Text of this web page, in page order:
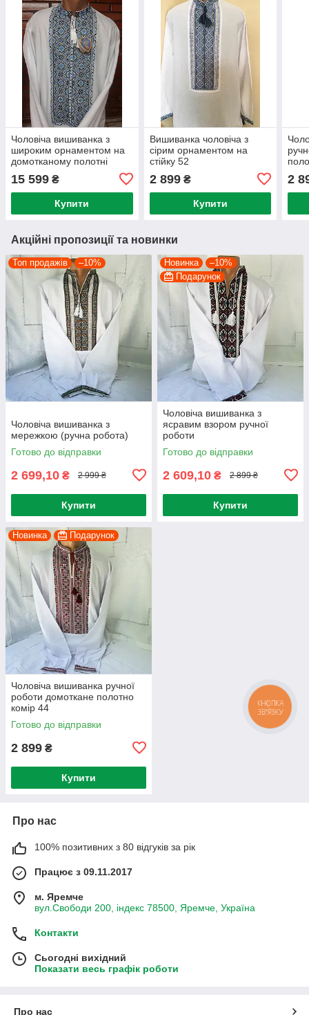
Чоловіча вишиванка з
широким орнаментом на
домотканому полотні
15 599 ₴
Купити
Вишиванка чоловіча з
сірим орнаментом на
стійку 52
2 899₴
Купити
2
Акційні пропозиції та новинки
Топ продажів –10%
Чоловіча вишиванка з
мережкою (ручна робота)
Готово до відправки
2 699,10 ₴ 2 999 ₴
Купити
Новинка
–10%
Подарунок
Чоловіча вишиванка з
ясравим взором ручної
роботи
Готово до відправки
2 609,10 ₴ 2 899 ₴
Купити
Новинка Подарунок
Чоловіча вишиванка ручної
роботи домоткане полотно
комір 44
Готово до відправки
2 899 ₴
Купити
Про нас
100% позитивних з 80 відгуків за рік
Працює з 09.11.2017
м. Яремче
вул.Свободи 200, індекс 78500, Яремче, Україна
Контакти
Сьогодні вихідний
Показати весь графік роботи
Про нас